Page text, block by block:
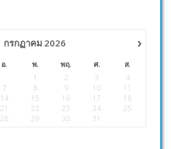
›
กรกฏาคม 2026
อ. พ. พฤ. ศ.
ส.
1
2 3
4
7 8 9 10
11
14 15 16 17
18
21 22 23 24
25
28 29 30 31